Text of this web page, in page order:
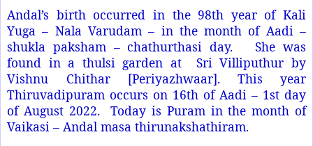
Andal’s birth occurred in the 98th year of Kali
Yuga – Nala Varudam – in the month of Aadi –
shukla paksham – chathurthasi day. She was
found in a thulsi garden at Sri Villiputhur by
Vishnu Chithar [Periyazhwaar].
This year
Thiruvadipuram occurs on 16th of Aadi – 1st day
of August 2022.
Today is Puram in the month of
Vaikasi – Andal masa thirunakshathiram.